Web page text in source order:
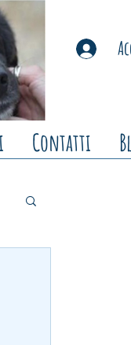
Contatti